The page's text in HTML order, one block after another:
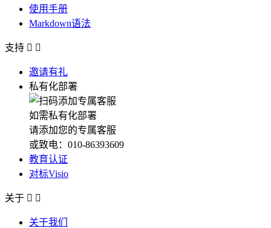
使用手册
Markdown语法
支持  
邀请有礼
私有化部署
如需私有化部署
请添加您的专属客服
或致电：010-86393609
教育认证
对标Visio
关于  
关于我们